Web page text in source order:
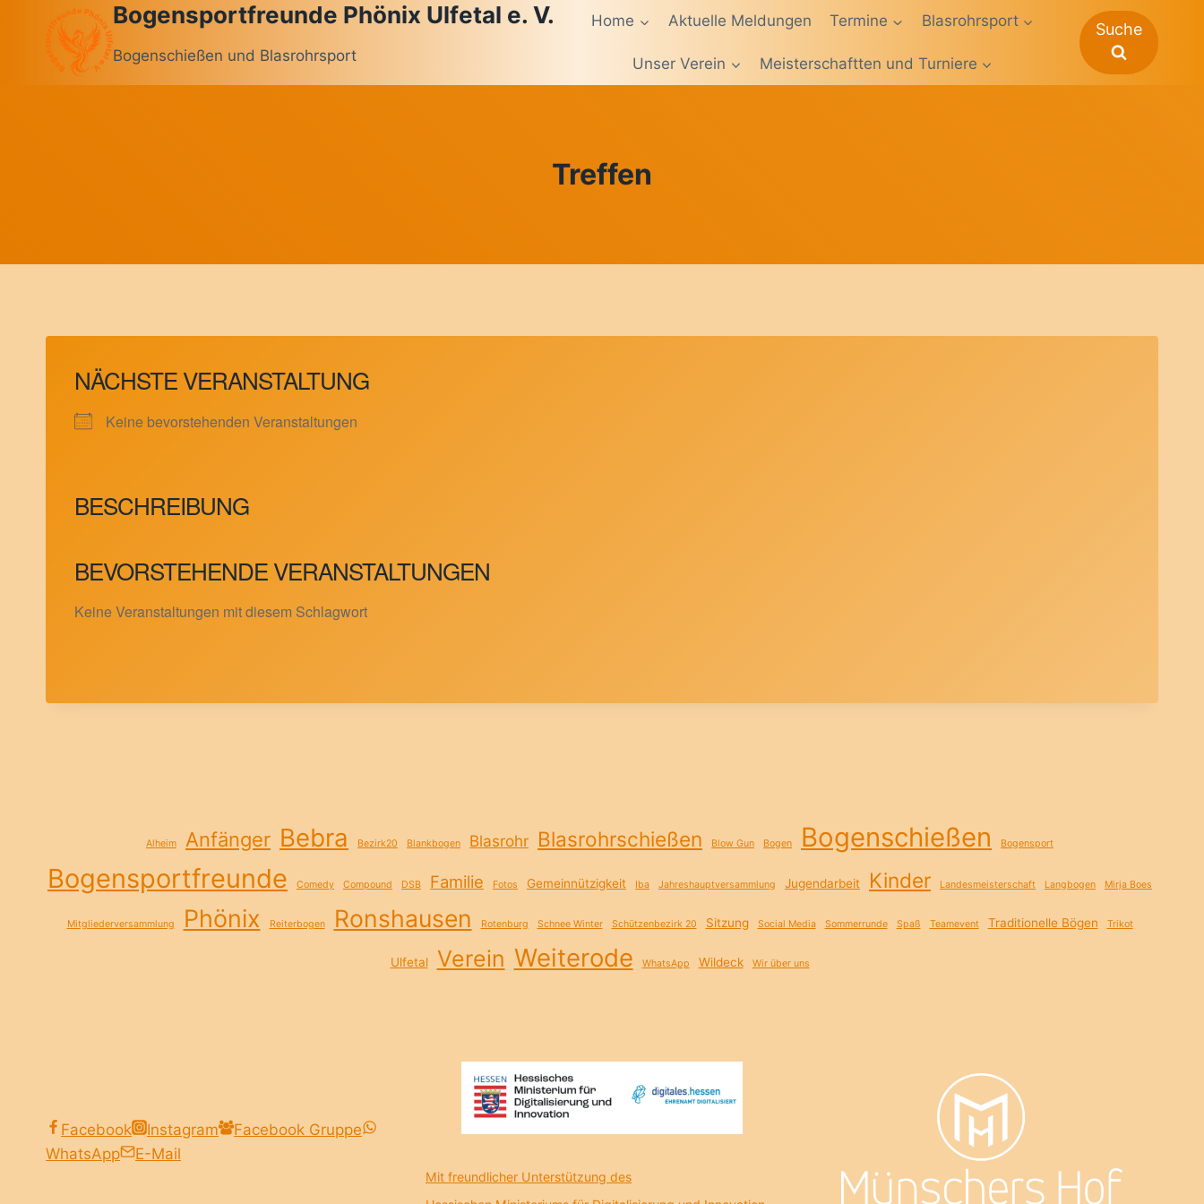
springen
Bogensportfreunde Phönix Ulfetal e. V.
Bogenschießen und Blasrohrsport
Home Aktuelle Meldungen Termine Blasrohrsport
Unser Verein Meisterschaftten und Turniere
Suche
Treffen
NÄCHSTE VERANSTALTUNG
Keine bevorstehenden Veranstaltungen
BESCHREIBUNG
BEVORSTEHENDE VERANSTALTUNGEN
Keine Veranstaltungen mit diesem Schlagwort
Alheim Anfänger Bebra Bezirk20 Blankbogen Blasrohr Blasrohrschießen Blow Gun Bogen Bogenschießen Bogensport
Bogensportfreunde Comedy Compound DSB Familie Fotos Gemeinnützigkeit Iba Jahreshauptversammlung Jugendarbeit Kinder Landesmeisterschaft Langbogen Mirja Boes
Mitgliederversammlung Phönix Reiterbogen Ronshausen Rotenburg Schnee Winter Schützenbezirk 20 Sitzung Social Media Sommerrunde Spaß Teamevent Traditionelle Bögen Trikot
Ulfetal Verein Weiterode WhatsApp Wildeck Wir über uns
Facebook Instagram
Facebook Gruppe
WhatsApp
E-Mail
Mit freundlicher Unterstützung des